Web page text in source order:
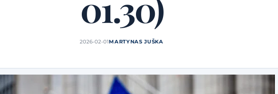
2026-02-01MARTYNAS JUŠKA